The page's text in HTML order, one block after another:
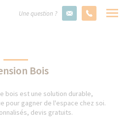
Une question ?
Bois
bois est une solution durable,
pour gagner de l'espace chez soi.
devis gratuits.